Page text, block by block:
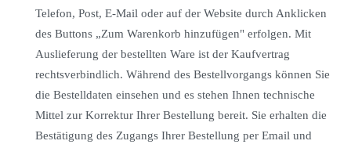
Telefon, Post, E-Mail oder auf der Website durch Anklicken
des Buttons „Zum Warenkorb hinzufügen" erfolgen. Mit
Auslieferung der bestellten Ware ist der Kaufvertrag
rechtsverbindlich. Während des Bestellvorgangs können Sie
die Bestelldaten einsehen und es stehen Ihnen technische
Mittel zur Korrektur Ihrer Bestellung bereit. Sie erhalten die
Bestätigung des Zugangs Ihrer Bestellung per Email und